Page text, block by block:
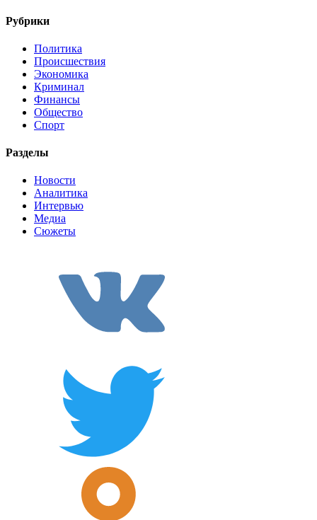
Рубрики
Политика
Происшествия
Экономика
Криминал
Финансы
Общество
Спорт
Разделы
Новости
Аналитика
Интервью
Медиа
Сюжеты